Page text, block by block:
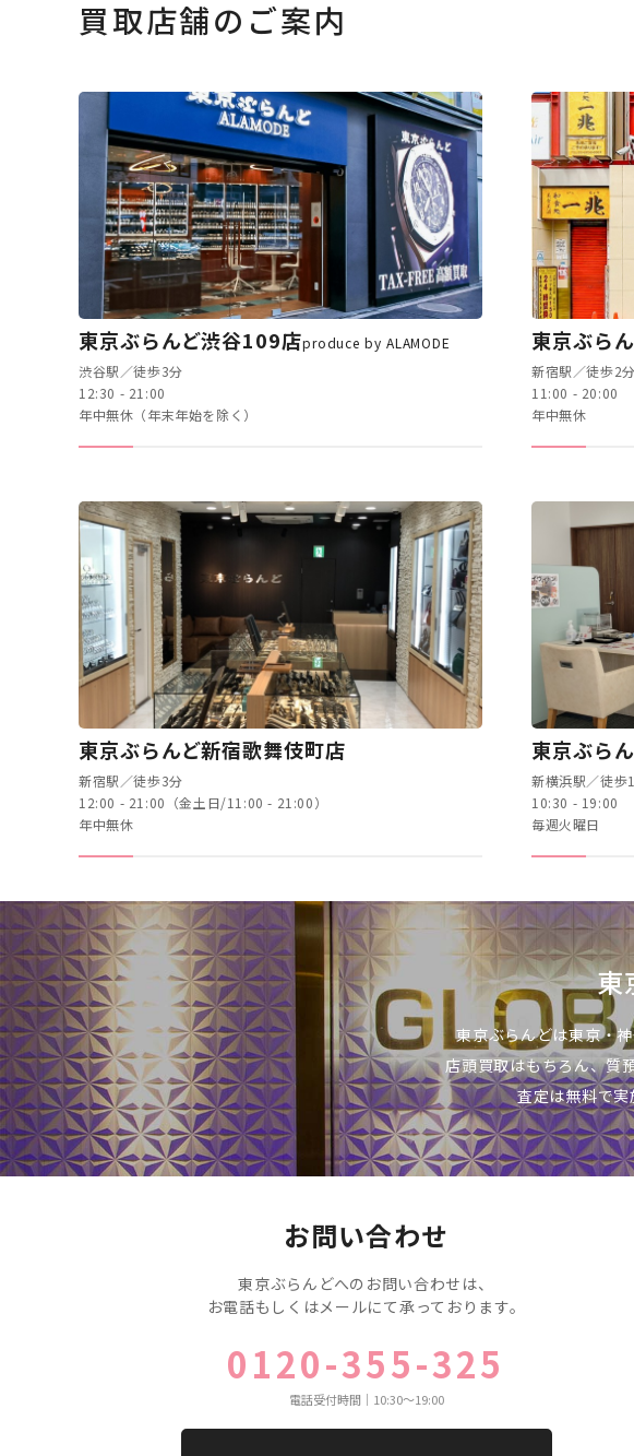
買取店舗のご案内
東京ぶらんど渋谷109店produce by ALAMODE
渋谷駅／徒歩3分
12:30 - 21:00
年中無休（年末年始を除く）
東京ぶら
新宿駅／徒歩2分
11:00 - 20:00
年中無休
東京ぶらんど新宿歌舞伎町店
新宿駅／徒歩3分
12:00 - 21:00（金土日/11:00 - 21:00）
年中無休
東京ぶら
新横浜駅／徒歩
10:30 - 19:00
毎週火曜日
東
東京ぶらんどは東京・
店頭買取はもちろん、質
査定は無料で
お問い合わせ
東京ぶらんどへのお問い合わせは、
お電話もしくはメールにて承っております。
0120-355-325
電話受付時間｜10:30〜19:00